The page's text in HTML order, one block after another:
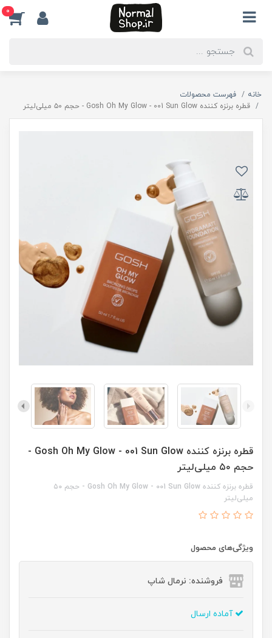
0
خانه
فهرست محصولات
قطره برنزه کننده Gosh Oh My Glow - 001 Sun Glow - حجم ۵۰ میلی‌لیتر
قطره برنزه کننده Gosh Oh My Glow - 001 Sun Glow -
حجم ۵۰ میلی‌لیتر
قطره برنزه کننده Gosh Oh My Glow - 001 Sun Glow - حجم ۵۰
میلی‌لیتر
ویژگی‌های محصول
فروشنده: نرمال شاپ
آماده ارسال